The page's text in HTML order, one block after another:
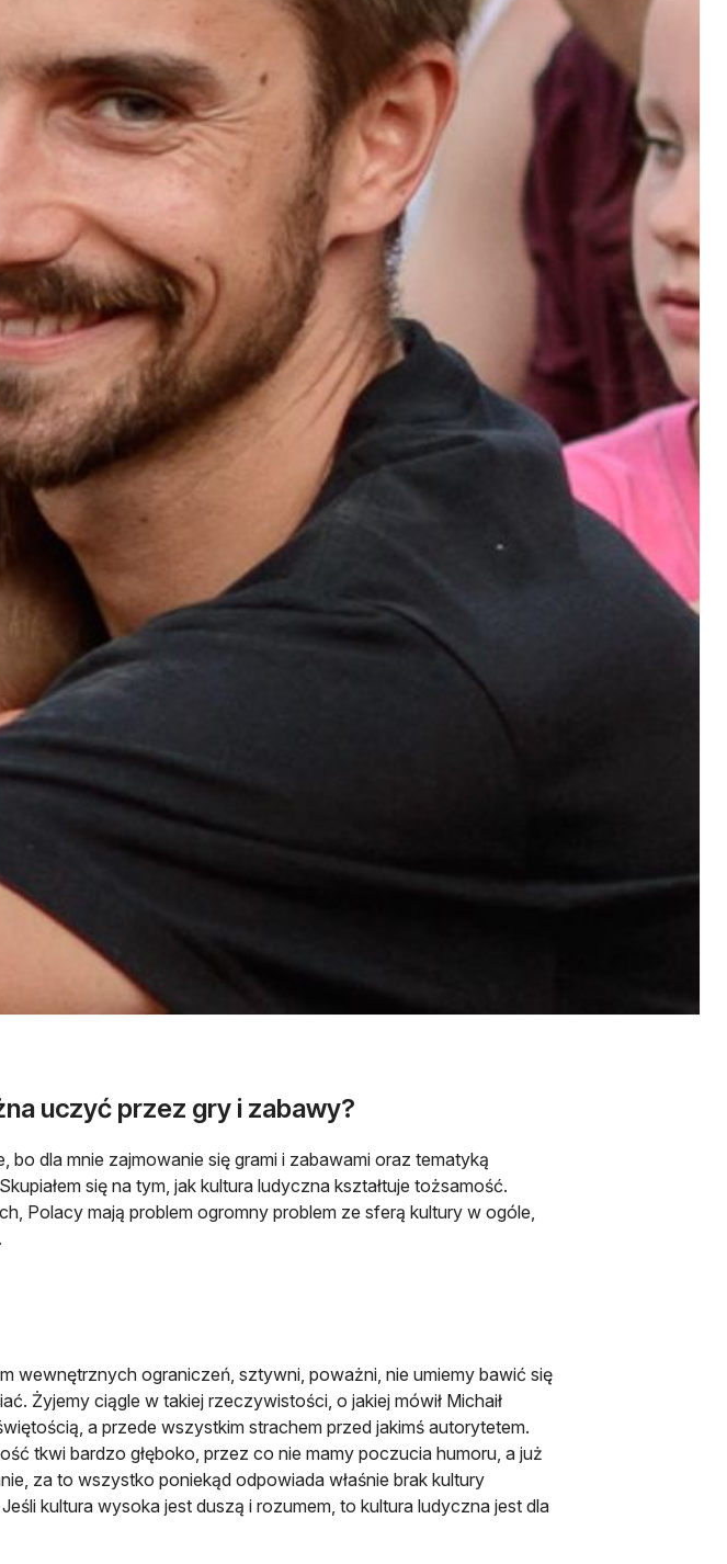
uczyć przez gry i zabawy?
bo dla mnie zajmowanie się grami i zabawami oraz tematyką
się na tym, jak kultura ludyczna kształtuje tożsamość.
Polacy mają problem ogromny problem ze sferą kultury w ogóle,
wewnętrznych ograniczeń, sztywni, poważni, nie umiemy bawić się
Żyjemy ciągle w takiej rzeczywistości, o jakiej mówił Michaił
a przede wszystkim strachem przed jakimś autorytetem.
tkwi bardzo głęboko, przez co nie mamy poczucia humoru, a już
za to wszystko poniekąd odpowiada właśnie brak kultury
kultura wysoka jest duszą i rozumem, to kultura ludyczna jest dla